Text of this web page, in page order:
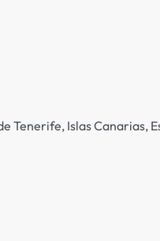
Tenerife, Islas Canarias,